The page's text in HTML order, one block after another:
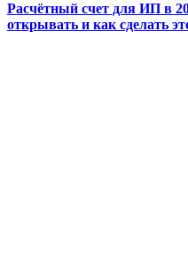
Расчётный счет для ИП в
открывать и как сделать